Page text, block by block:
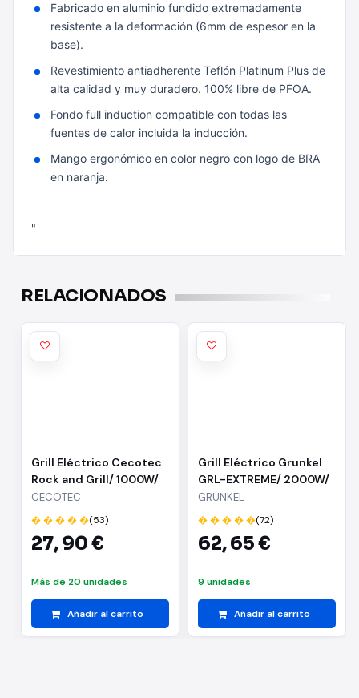
Fabricado en aluminio fundido extremadamente
resistente a la deformación (6mm de espesor en la
base).
Revestimiento antiadherente Teflón Platinum Plus de
alta calidad y muy duradero. 100% libre de PFOA.
Fondo full induction compatible con todas las
fuentes de calor incluida la inducción.
Mango ergonómico en color negro con logo de BRA
en naranja.
"
RELACIONADOS
Grill Eléctrico Cecotec
Rock and Grill/ 1000W/
Tamaño 254*175mm
CECOTEC
� � � � �(53)
27,90 €
Más de 20 unidades
Añadir al carrito
Grill Eléctrico Grunkel
GRL-EXTREME/ 2000W/
Tamaño 290*260mm
GRUNKEL
� � � � �(72)
62,65 €
9 unidades
Añadir al carrito